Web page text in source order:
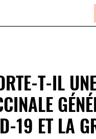
T-IL
19 ET LA